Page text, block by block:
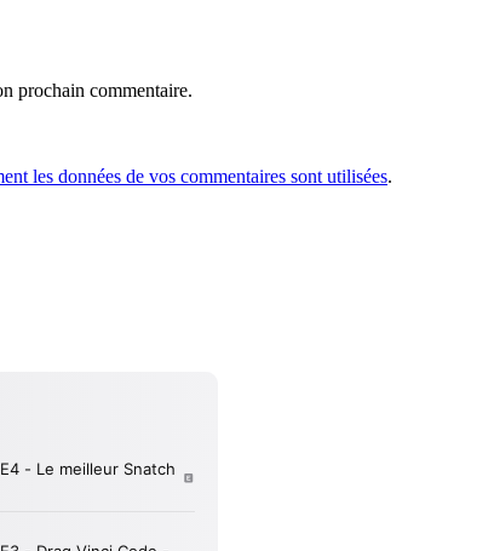
prochain commentaire.
les données de vos commentaires sont utilisées.